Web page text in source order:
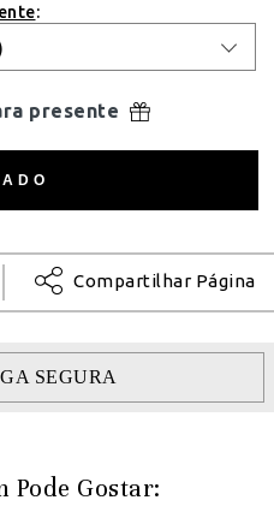
:
presente
Compartilhar Página
SEGURA
Pode Gostar: